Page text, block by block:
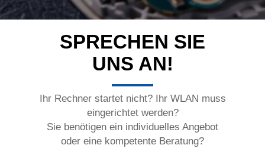
SPRECHEN SIE
UNS AN!
Ihr Rechner startet nicht? Ihr WLAN muss
eingerichtet werden?
Sie benötigen ein individuelles Angebot
oder eine kompetente Beratung?